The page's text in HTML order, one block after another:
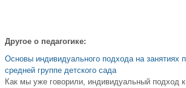
Другое о педагогике:
Основы индивидуального подхода на занятиях
средней группе детского сада
Как мы уже говорили, индивидуальный подход